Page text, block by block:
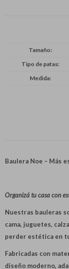
Tamaño
Tipo de patas
Medida
Baulera Noe – Más
Organizá tu casa con
Nuestras bauleras
cama, juguetes,
perder estética en
Fabricadas con
diseño moderno,